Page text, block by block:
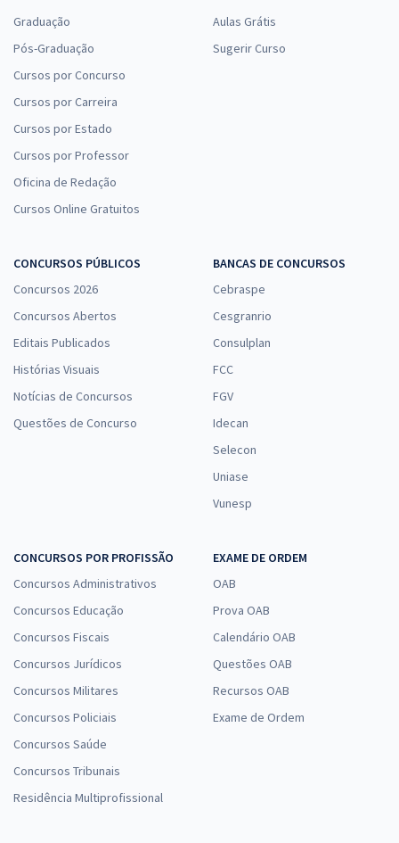
Graduação
Pós-Graduação
Cursos por Concurso
Cursos por Carreira
Cursos por Estado
Cursos por Professor
Oficina de Redação
Cursos Online Gratuitos
Aulas Grátis
Sugerir Curso
CONCURSOS PÚBLICOS
Concursos 2026
Concursos Abertos
Editais Publicados
Histórias Visuais
Notícias de Concursos
Questões de Concurso
BANCAS DE CONCURSOS
Cebraspe
Cesgranrio
Consulplan
FCC
FGV
Idecan
Selecon
Uniase
Vunesp
CONCURSOS POR PROFISSÃO
Concursos Administrativos
Concursos Educação
Concursos Fiscais
Concursos Jurídicos
Concursos Militares
Concursos Policiais
Concursos Saúde
Concursos Tribunais
Residência Multiprofissional
EXAME DE ORDEM
OAB
Prova OAB
Calendário OAB
Questões OAB
Recursos OAB
Exame de Ordem